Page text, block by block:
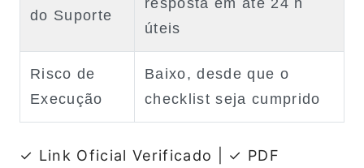
do Suporte
resposta em até 24 h
úteis
Risco de
Execução
Baixo, desde que o
checklist seja cumprido
✓ Link Oficial Verificado
✓ PDF